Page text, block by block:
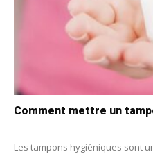
Comment mettre un
Les tampons hygiéniques sont